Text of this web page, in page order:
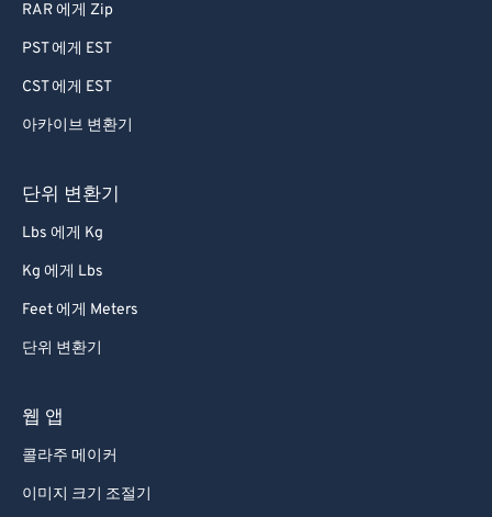
RAR 에게 Zip
PST 에게 EST
CST 에게 EST
아카이브 변환기
단위 변환기
Lbs 에게 Kg
Kg 에게 Lbs
Feet 에게 Meters
단위 변환기
웹 앱
콜라주 메이커
이미지 크기 조절기